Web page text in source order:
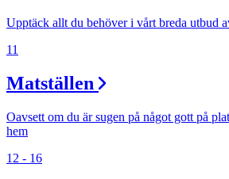
Upptäck allt du behöver i vårt breda utbud
11
Matställen
Oavsett om du är sugen på något gott på
hem
12 - 16